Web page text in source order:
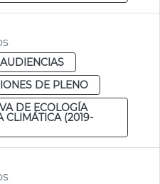
DE PLENO
DE ECOLOGÍA
CLIMÁTICA (2019-